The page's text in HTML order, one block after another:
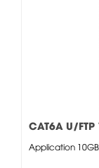
CAT6A U/
Application